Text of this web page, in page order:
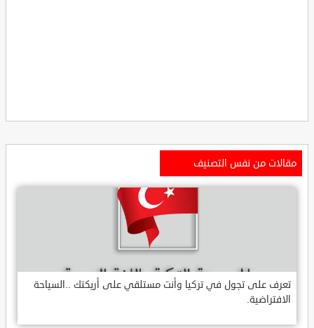
مقالات من نفس التصنيف
تعرف على تجول في تركيا وأنت مستلقي على أريكتك ..السياحة
الافتراضية.